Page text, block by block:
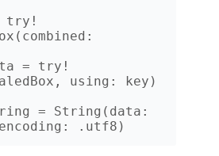
try!
= try!
using: key)
= String(data: